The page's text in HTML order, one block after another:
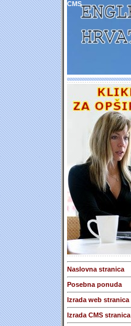
CMS
Naslovna stranica
Posebna ponuda
Izrada web stranica
Izrada CMS stranica